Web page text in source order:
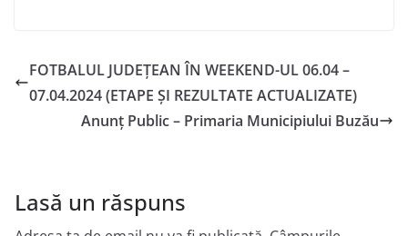
FOTBALUL JUDEȚEAN ÎN WEEKEND-UL 06.04 –
07.04.2024 (ETAPE ȘI REZULTATE ACTUALIZATE)
Anunț Public – Primaria Municipiului Buzău
Lasă un răspuns